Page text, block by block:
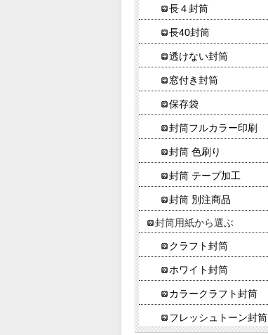
長４封筒
長40封筒
透けない封筒
窓付き封筒
保存袋
封筒フルカラー印刷
封筒 色刷り
封筒 テープ加工
封筒 別注商品
封筒用紙から選ぶ
クラフト封筒
ホワイト封筒
カラークラフト封筒
フレッシュトーン封筒